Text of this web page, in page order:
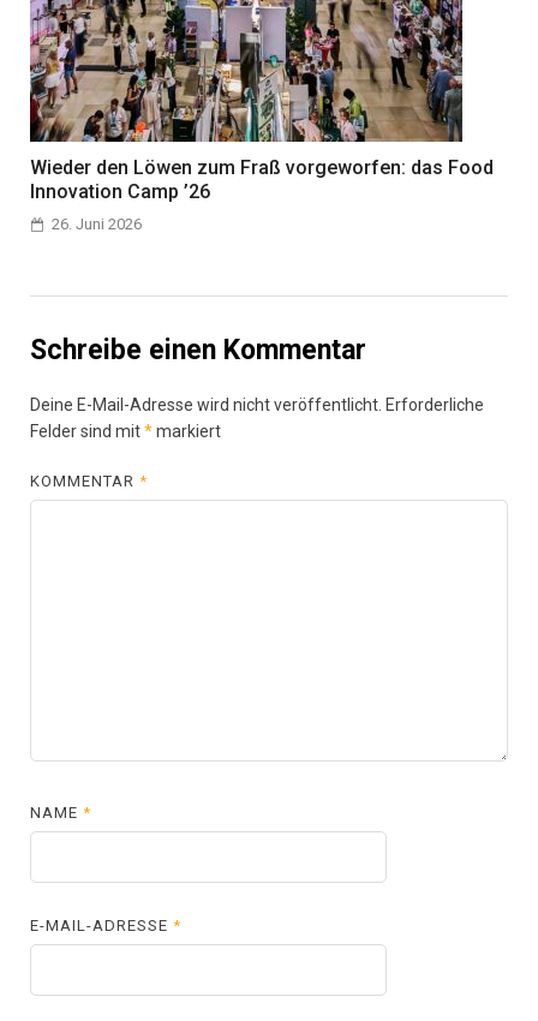
Wieder den Löwen zum Fraß vorgeworfen: das Food
Innovation Camp ’26
26. Juni 2026
Schreibe einen Kommentar
Deine E-Mail-Adresse wird nicht veröffentlicht. Erforderliche
Felder sind mit*markiert
KOMMENTAR*
NAME*
E-MAIL-ADRESSE*